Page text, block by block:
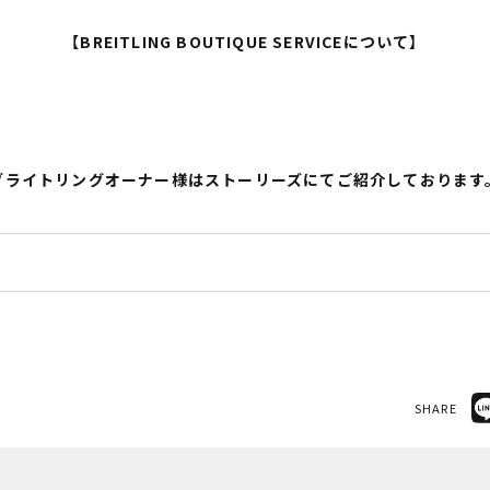
【BREITLING BOUTIQUE SERVICEについて】
ライトリングオーナー様はストーリーズにてご紹介しております
SHARE